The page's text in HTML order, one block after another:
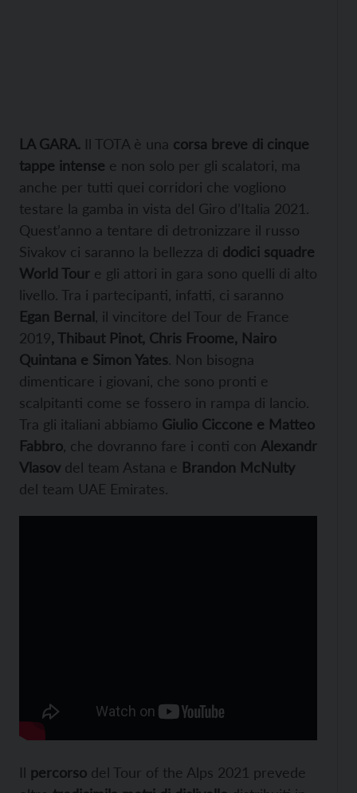
LA GARA. Il TOTA è una corsa breve di cinque
tappe intense e non solo per gli scalatori, ma
anche per tutti quei corridori che vogliono
testare la gamba in vista del Giro d’Italia 2021.
Quest’anno a tentare di detronizzare il russo
Sivakov ci saranno la bellezza di dodici squadre
World Tour e gli attori in gara sono quelli di alto
livello. Tra i partecipanti, infatti, ci saranno
Egan Bernal , il vincitore del Tour de France
2019, Thibaut Pinot, Chris Froome, Nairo
Quintana e Simon Yates. Non bisogna
dimenticare i giovani, che sono pronti e
scalpitanti come se fossero in rampa di lancio.
Tra gli italiani abbiamo Giulio Ciccone e Matteo
Fabbro , che dovranno fare i conti con Alexandr
Vlasov del team Astana e Brandon McNulty
del team UAE Emirates.
Il percorso del Tour of the Alps 2021 prevede